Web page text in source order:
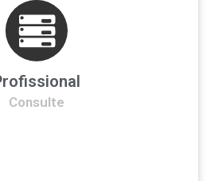
Consulte